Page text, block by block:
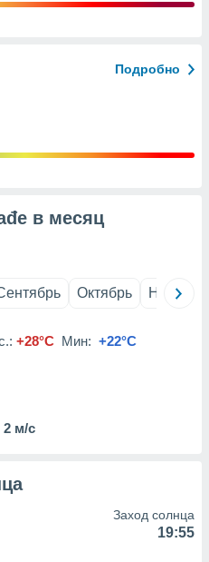
Подробно
в месяц
Октябрь Ноябрь
+28°C Мин: +22°C
2 м/с
Заход солнца
19:55